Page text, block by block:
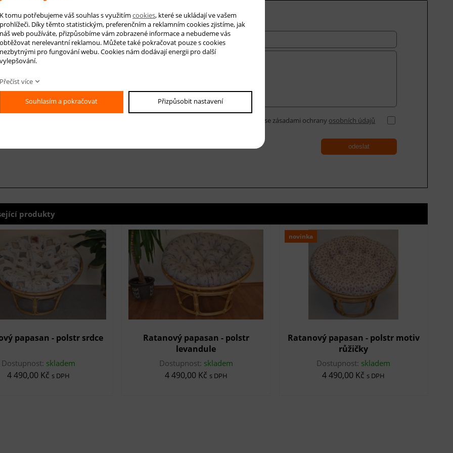
E-mail *
Váš dotaz
Souhlasím se zásadami ochrany osobních údajů
odeslat
produkty
papasan - polstr srdce
Dostupnost: skladem
4 490,00 Kč s DPH
Ratanový papasan - polstr
levandule
Dostupnost: skladem
4 490,00 Kč s DPH
novinka
Ratanový papasan - polstr motiv
růžičky
Dostupnost: skladem
4 490,00 Kč s DPH
K tomu potřebujeme váš souhlas s využitím cookies, které se ukládají ve vašem
prohlížeči. Díky těmto statistickým, preferenčním a reklamním cookies zjistíme, jak
náš web používáte, přizpůsobíme vám zobrazené informace a nebudeme vás
obtěžovat nerelevantní reklamou. Můžete také pokračovat pouze s cookies
nezbytnými pro fungování webu. Cookies nám dodávají energii pro další
vylepšování.
Přečíst více
Souhlasím a pokračovat Přizpůsobit nastavení